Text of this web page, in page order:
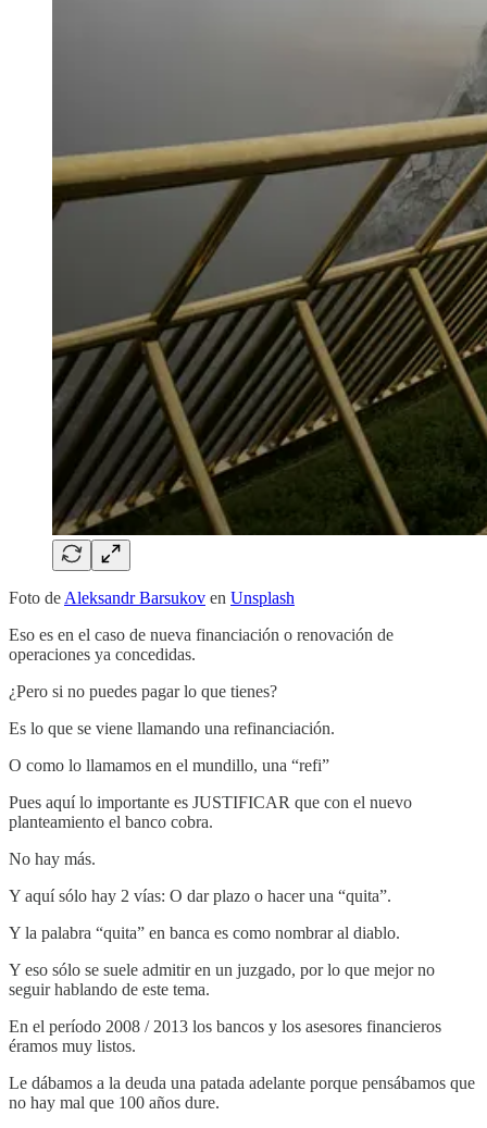
Foto de Aleksandr Barsukov en Unsplash
Eso es en el caso de nueva financiación o renovación de
operaciones ya concedidas.
¿Pero si no puedes pagar lo que tienes?
Es lo que se viene llamando una refinanciación.
O como lo llamamos en el mundillo, una “refi”
Pues aquí lo importante es JUSTIFICAR que con el nuevo
planteamiento el banco cobra.
No hay más.
Y aquí sólo hay 2 vías: O dar plazo o hacer una “quita”.
Y la palabra “quita” en banca es como nombrar al diablo.
Y eso sólo se suele admitir en un juzgado, por lo que mejor no
seguir hablando de este tema.
En el período 2008 / 2013 los bancos y los asesores financieros
éramos muy listos.
Le dábamos a la deuda una patada adelante porque pensábamos que
no hay mal que 100 años dure.